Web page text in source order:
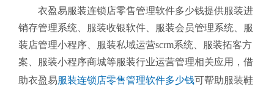
衣盈易服装连锁店零售管理软件多少钱提供服装进
销存管理系统、服装收银软件、服装会员管理系统、服
装店管理小程序、服装私域运营scrm系统、服装拓客方
案、服装小程序商城等服装行业运营管理相关应用，借
助衣盈易服装连锁店零售管理软件多少钱可帮助服装鞋